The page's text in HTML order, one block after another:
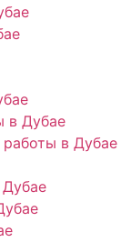
в Дубае
в Дубае